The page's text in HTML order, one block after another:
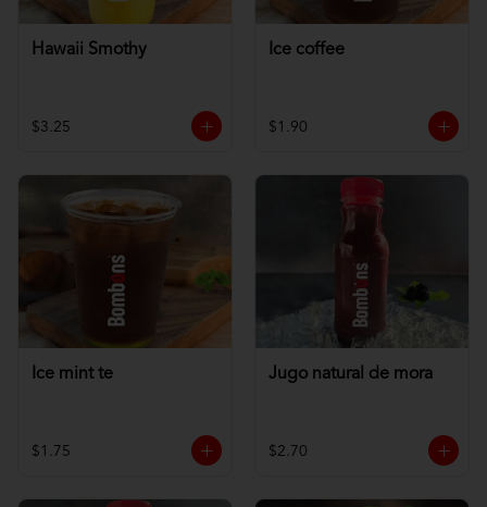
Hawaii Smothy
$3.25
Ice coffee
$1.90
Ice mint te
$1.75
Jugo natural de mora
$2.70